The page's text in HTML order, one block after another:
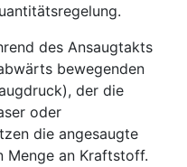
des Ansaugtakts
bewegenden
der die
oder
die angesaugte
an Kraftstoff.